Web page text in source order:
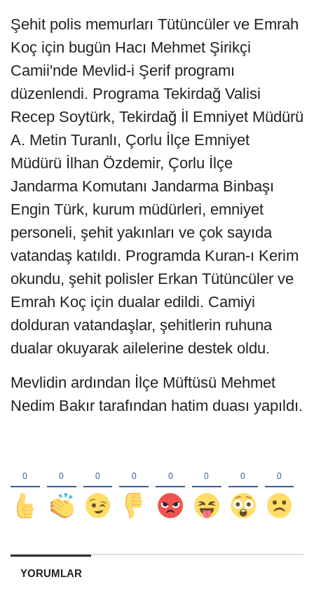
Şehit polis memurları Tütüncüler ve Emrah
Koç için bugün Hacı Mehmet Şirikçi
Camii'nde Mevlid-i Şerif programı
düzenlendi. Programa Tekirdağ Valisi
Recep Soytürk, Tekirdağ İl Emniyet Müdürü
A. Metin Turanlı, Çorlu İlçe Emniyet
Müdürü İlhan Özdemir, Çorlu İlçe
Jandarma Komutanı Jandarma Binbaşı
Engin Türk, kurum müdürleri, emniyet
personeli, şehit yakınları ve çok sayıda
vatandaş katıldı. Programda Kuran-ı Kerim
okundu, şehit polisler Erkan Tütüncüler ve
Emrah Koç için dualar edildi. Camiyi
dolduran vatandaşlar, şehitlerin ruhuna
dualar okuyarak ailelerine destek oldu.
Mevlidin ardından İlçe Müftüsü Mehmet
Nedim Bakır tarafından hatim duası yapıldı.
YORUMLAR